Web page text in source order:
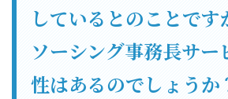
しているとのことです
ソーシング事務長サー
性はあるのでしょうか